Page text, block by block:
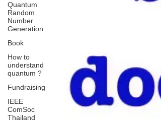
Quantum
Random
Number
Generation
Book
How to
understand
quantum ?
Fundraising
IEEE
ComSoc
Thailand